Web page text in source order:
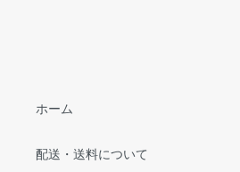
ホーム
配送・送料について